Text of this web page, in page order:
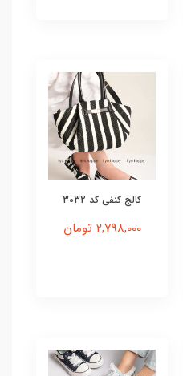
کالج کنفی کد 3032
2,798,000 تومان